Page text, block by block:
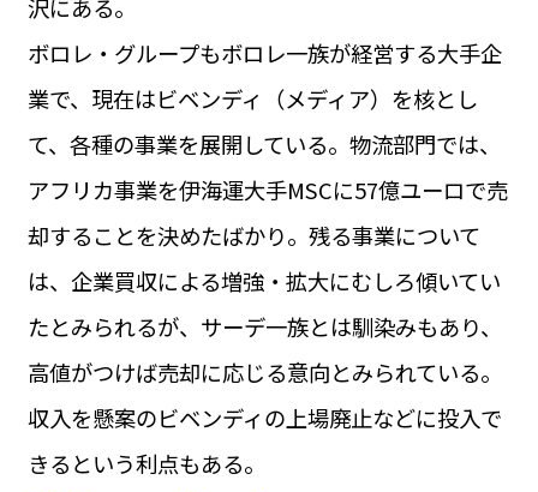
沢にある。
ボロレ・グループもボロレ一族が経営する大手企
業で、現在はビベンディ（メディア）を核とし
て、各種の事業を展開している。物流部門では、
アフリカ事業を伊海運大手MSCに57億ユーロで売
却することを決めたばかり。残る事業について
は、企業買収による増強・拡大にむしろ傾いてい
たとみられるが、サーデ一族とは馴染みもあり、
高値がつけば売却に応じる意向とみられている。
収入を懸案のビベンディの上場廃止などに投入で
きるという利点もある。